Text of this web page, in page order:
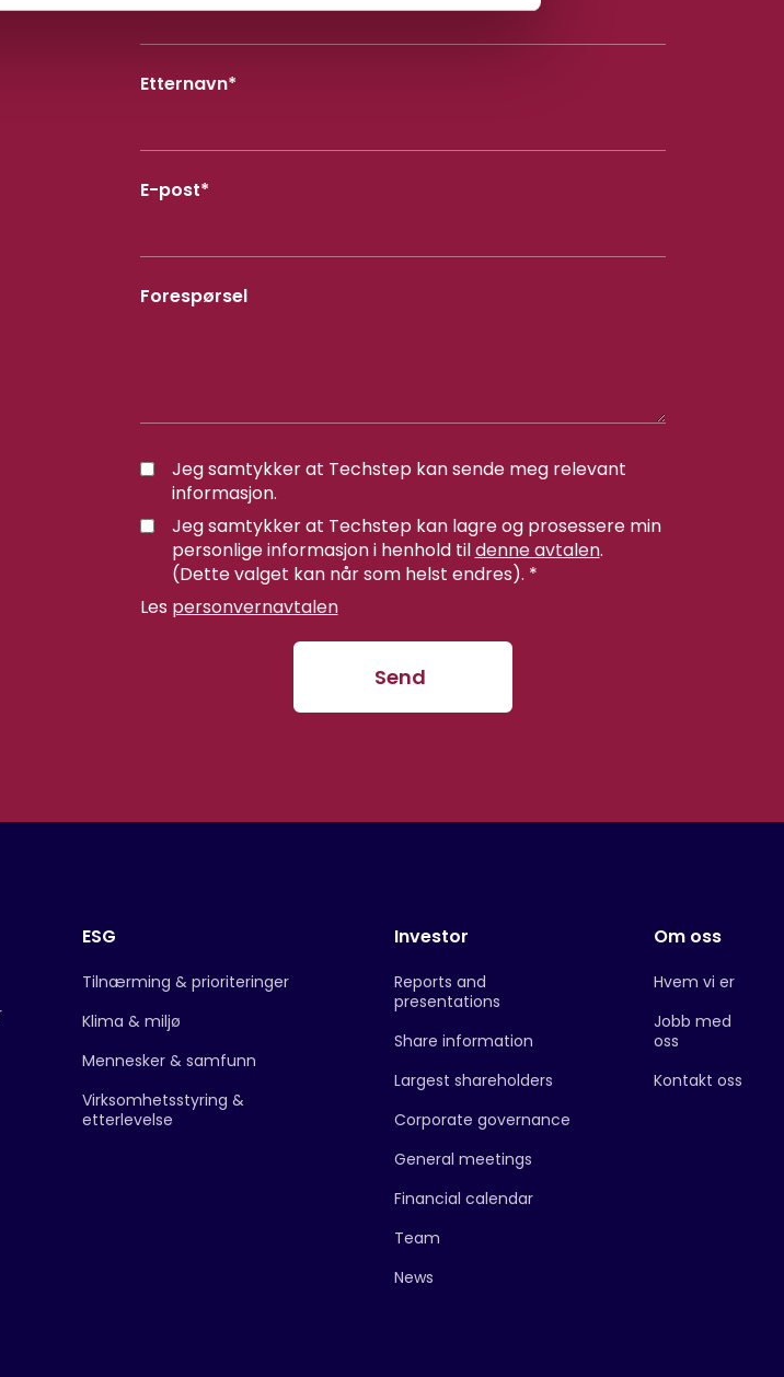
Etternavn*
E-post*
Forespørsel
Jeg samtykker at Techstep kan sende meg relevant
informasjon.
Jeg samtykker at Techstep kan lagre og prosessere min
personlige informasjon i henhold tildenne avtalen.
(Dette valget kan når som helst endres). *
Les personvernavtalen
ESG
Tilnærming & prioriteringer
Klima & miljø
Mennesker & samfunn
Virksomhetsstyring &
etterlevelse
Investor
Reports and
presentations
Share information
Largest shareholders
Corporate governance
General meetings
Financial calendar
Team
News
Om oss
Hvem vi er
Jobb med
oss
Kontakt oss